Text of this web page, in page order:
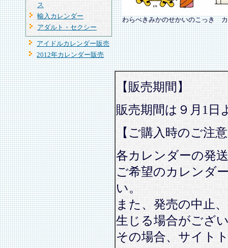
ス
輸入カレンダー
アダルト・セクシー
アイドルカレンダー販売
2012年カレンダー販売
わらべきみかのせかいのこっき
【販売期間】
販売期間は９月1日
【ご購入時のご注
各カレンダーの発
ご希望のカレンダ
い。
また、発売の中止
生じる場合がござ
その場合、サイト